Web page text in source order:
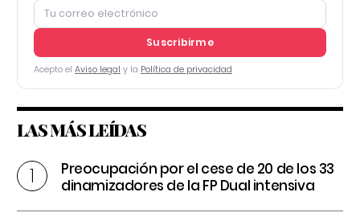
Suscribirme
Acepto el Aviso legal y la Política de privacidad
LAS MÁS LEÍDAS
Preocupación por el cese de 20 de los 33
dinamizadores de la FP Dual intensiva